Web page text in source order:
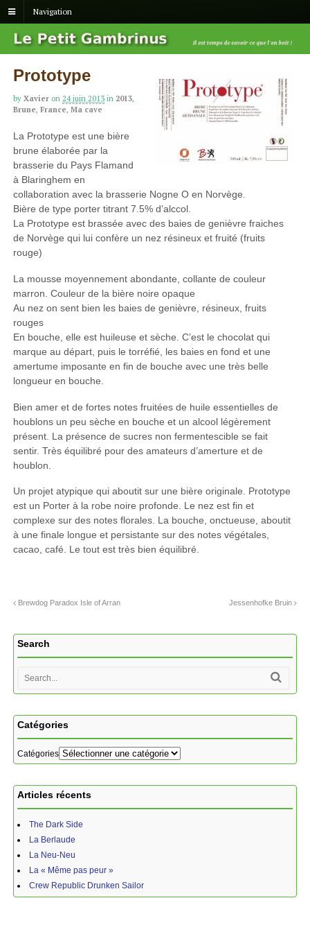
Navigation
Prototype
by Xavier on 24 juin 2013 in 2013,
Brune,France,Ma cave
La Prototype est une bière
brune élaborée par la
brasserie du Pays Flamand
à Blaringhem en
collaboration avec la brasserie Nogne O en Norvège.
Bière de type porter titrant 7.5% d’alccol.
La Prototype est brassée avec des baies de genièvre fraiches
de Norvège qui lui confère un nez résineux et fruité (fruits
rouge)
La mousse moyennement abondante, collante de couleur
marron. Couleur de la bière noire opaque
Au nez on sent bien les baies de genièvre, résineux, fruits
rouges
En bouche, elle est huileuse et sèche. C’est le chocolat qui
marque au départ, puis le torréfié, les baies en fond et une
amertume imposante en fin de bouche avec une très belle
longueur en bouche.
Bien amer et de fortes notes fruitées de huile essentielles de
houblons un peu sèche en bouche et un alcool légèrement
présent. La présence de sucres non fermentescible se fait
sentir. Très équilibré pour des amateurs d’amerture et de
houblon.
Un projet atypique qui aboutit sur une bière originale. Prototype
est un Porter à la robe noire profonde. Le nez est fin et
complexe sur des notes florales. La bouche, onctueuse, aboutit
à une finale longue et persistante sur des notes végétales,
cacao, café. Le tout est très bien équilibré.
Brewdog Paradox Isle of Arran Jessenhofke Bruin
Search
Catégories
Catégories
Articles récents
The Dark Side
La Berlaude
La Neu-Neu
La « Même pas peur »
Crew Republic Drunken Sailor